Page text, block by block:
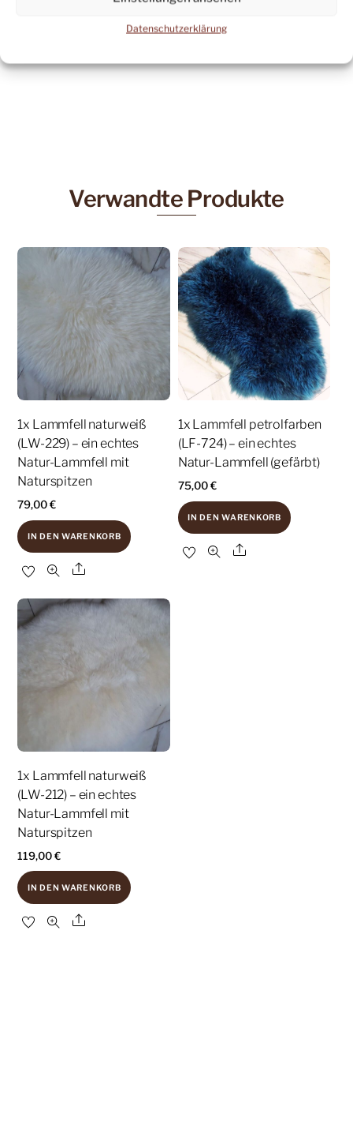
Datenschutzerklärung
Verwandte Produkte
1x Lammfell naturweiß
(LW-229) – ein echtes
Natur-Lammfell mit
Naturspitzen
79,00€
IN DEN WARENKORB
Share
1x Lammfell petrolfarben
(LF-724) – ein echtes
Natur-Lammfell (gefärbt)
75,00€
IN DEN WARENKORB
Share
1x Lammfell naturweiß
(LW-212) – ein echtes
Natur-Lammfell mit
Naturspitzen
119,00€
IN DEN WARENKORB
Share